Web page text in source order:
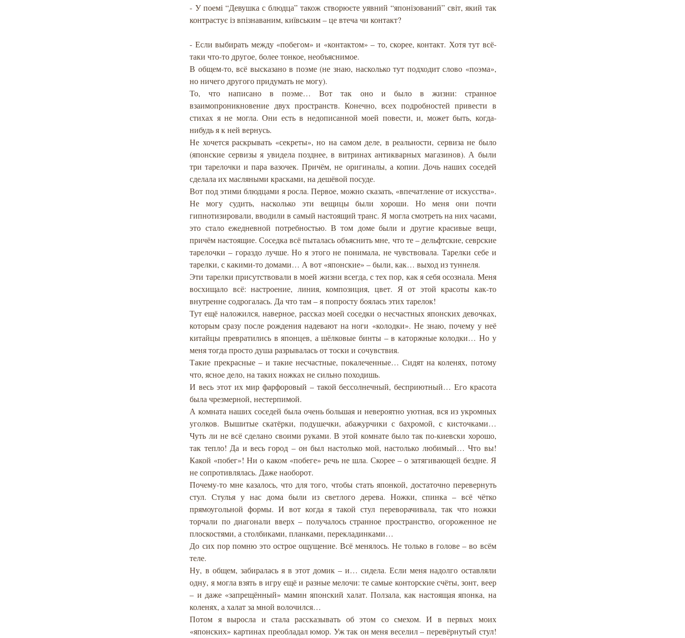
- У поемі “Девушка с блюдца” також створюєте уявний “японізований” світ, який так
контрастує із впізнаваним, київським – це втеча чи контакт?
- Если выбирать между «побегом» и «контактом» – то, скорее, контакт. Хотя тут всё-
таки что-то другое, более тонкое, необъяснимое.
В общем-то, всё высказано в поэме (не знаю, насколько тут подходит слово «поэма»,
но ничего другого придумать не могу).
То, что написано в поэме… Вот так оно и было в жизни: странное
взаимопроникновение двух пространств. Конечно, всех подробностей привести в
стихах я не могла. Они есть в недописанной моей повести, и, может быть, когда-
нибудь я к ней вернусь.
Не хочется раскрывать «секреты», но на самом деле, в реальности, сервиза не было
(японские сервизы я увидела позднее, в витринах антикварных магазинов). А были
три тарелочки и пара вазочек. Причём, не оригиналы, а копии. Дочь наших соседей
сделала их масляными красками, на дешёвой посуде.
Вот под этими блюдцами я росла. Первое, можно сказать, «впечатление от искусства».
Не могу судить, насколько эти вещицы были хороши. Но меня они почти
гипнотизировали, вводили в самый настоящий транс. Я могла смотреть на них часами,
это стало ежедневной потребностью. В том доме были и другие красивые вещи,
причём настоящие. Соседка всё пыталась объяснить мне, что те – дельфтские, севрские
тарелочки – гораздо лучше. Но я этого не понимала, не чувствовала. Тарелки себе и
тарелки, с какими-то домами… А вот «японские» – были, как… выход из туннеля.
Эти тарелки присутствовали в моей жизни всегда, с тех пор, как я себя осознала. Меня
восхищало всё: настроение, линия, композиция, цвет. Я от этой красоты как-то
внутренне содрогалась. Да что там – я попросту боялась этих тарелок!
Тут ещё наложился, наверное, рассказ моей соседки о несчастных японских девочках,
которым сразу после рождения надевают на ноги «колодки». Не знаю, почему у неё
китайцы превратились в японцев, а шёлковые бинты – в каторжные колодки… Но у
меня тогда просто душа разрывалась от тоски и сочувствия.
Такие прекрасные – и такие несчастные, покалеченные… Сидят на коленях, потому
что, ясное дело, на таких ножках не сильно походишь.
И весь этот их мир фарфоровый – такой бессолнечный, бесприютный… Его красота
была чрезмерной, нестерпимой.
А комната наших соседей была очень большая и невероятно уютная, вся из укромных
уголков. Вышитые скатёрки, подушечки, абажурчики с бахромой, с кисточками…
Чуть ли не всё сделано своими руками. В этой комнате было так по-киевски хорошо,
так тепло! Да и весь город – он был настолько мой, настолько любимый… Что вы!
Какой «побег»! Ни о каком «побеге» речь не шла. Скорее – о затягивающей бездне. Я
не сопротивлялась. Даже наоборот.
Почему-то мне казалось, что для того, чтобы стать японкой, достаточно перевернуть
стул. Стулья у нас дома были из светлого дерева. Ножки, спинка – всё чётко
прямоугольной формы. И вот когда я такой стул переворачивала, так что ножки
торчали по диагонали вверх – получалось странное пространство, огороженное не
плоскостями, а столбиками, планками, перекладинками…
До сих пор помню это острое ощущение. Всё менялось. Не только в голове – во всём
теле.
Ну, в общем, забиралась я в этот домик – и… сидела. Если меня надолго оставляли
одну, я могла взять в игру ещё и разные мелочи: те самые конторские счёты, зонт, веер
– и даже «запрещённый» мамин японский халат. Ползала, как настоящая японка, на
коленях, а халат за мной волочился…
Потом я выросла и стала рассказывать об этом со смехом. И в первых моих
«японских» картинах преобладал юмор. Уж так он меня веселил – перевёрнутый стул!